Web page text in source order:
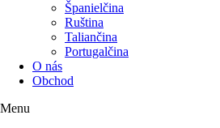
Španielčina
Ruština
Taliančina
Portugalčina
O nás
Obchod
Menu